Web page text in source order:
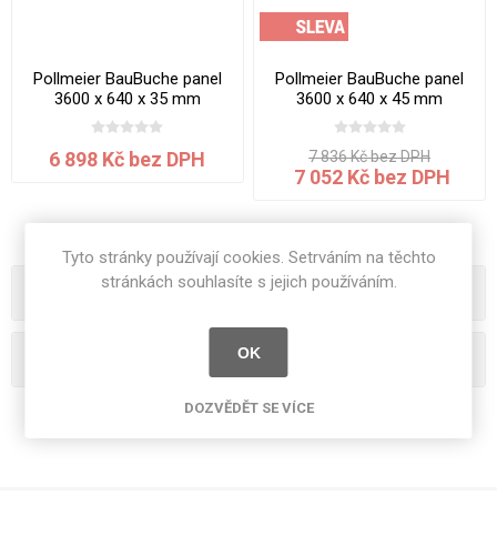
Pollmeier BauBuche panel
3600 x 640 x 35 mm
6 898 Kč bez DPH
Pollmeier BauBuche panel
3600 x 640 x 45 mm
7 836 Kč bez DPH
7 052 Kč bez DPH
Kategorie
Tyto stránky používají cookies. Setrváním na těchto
stránkách souhlasíte s jejich používáním.
OK
DOZVĚDĚT SE VÍCE